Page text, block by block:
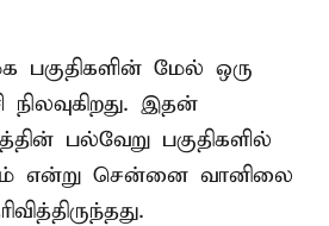
பகுதிகளின் மேல் ஒரு
இதன்
பல்வேறு பகுதிகளில்
என்று சென்னை வானிலை